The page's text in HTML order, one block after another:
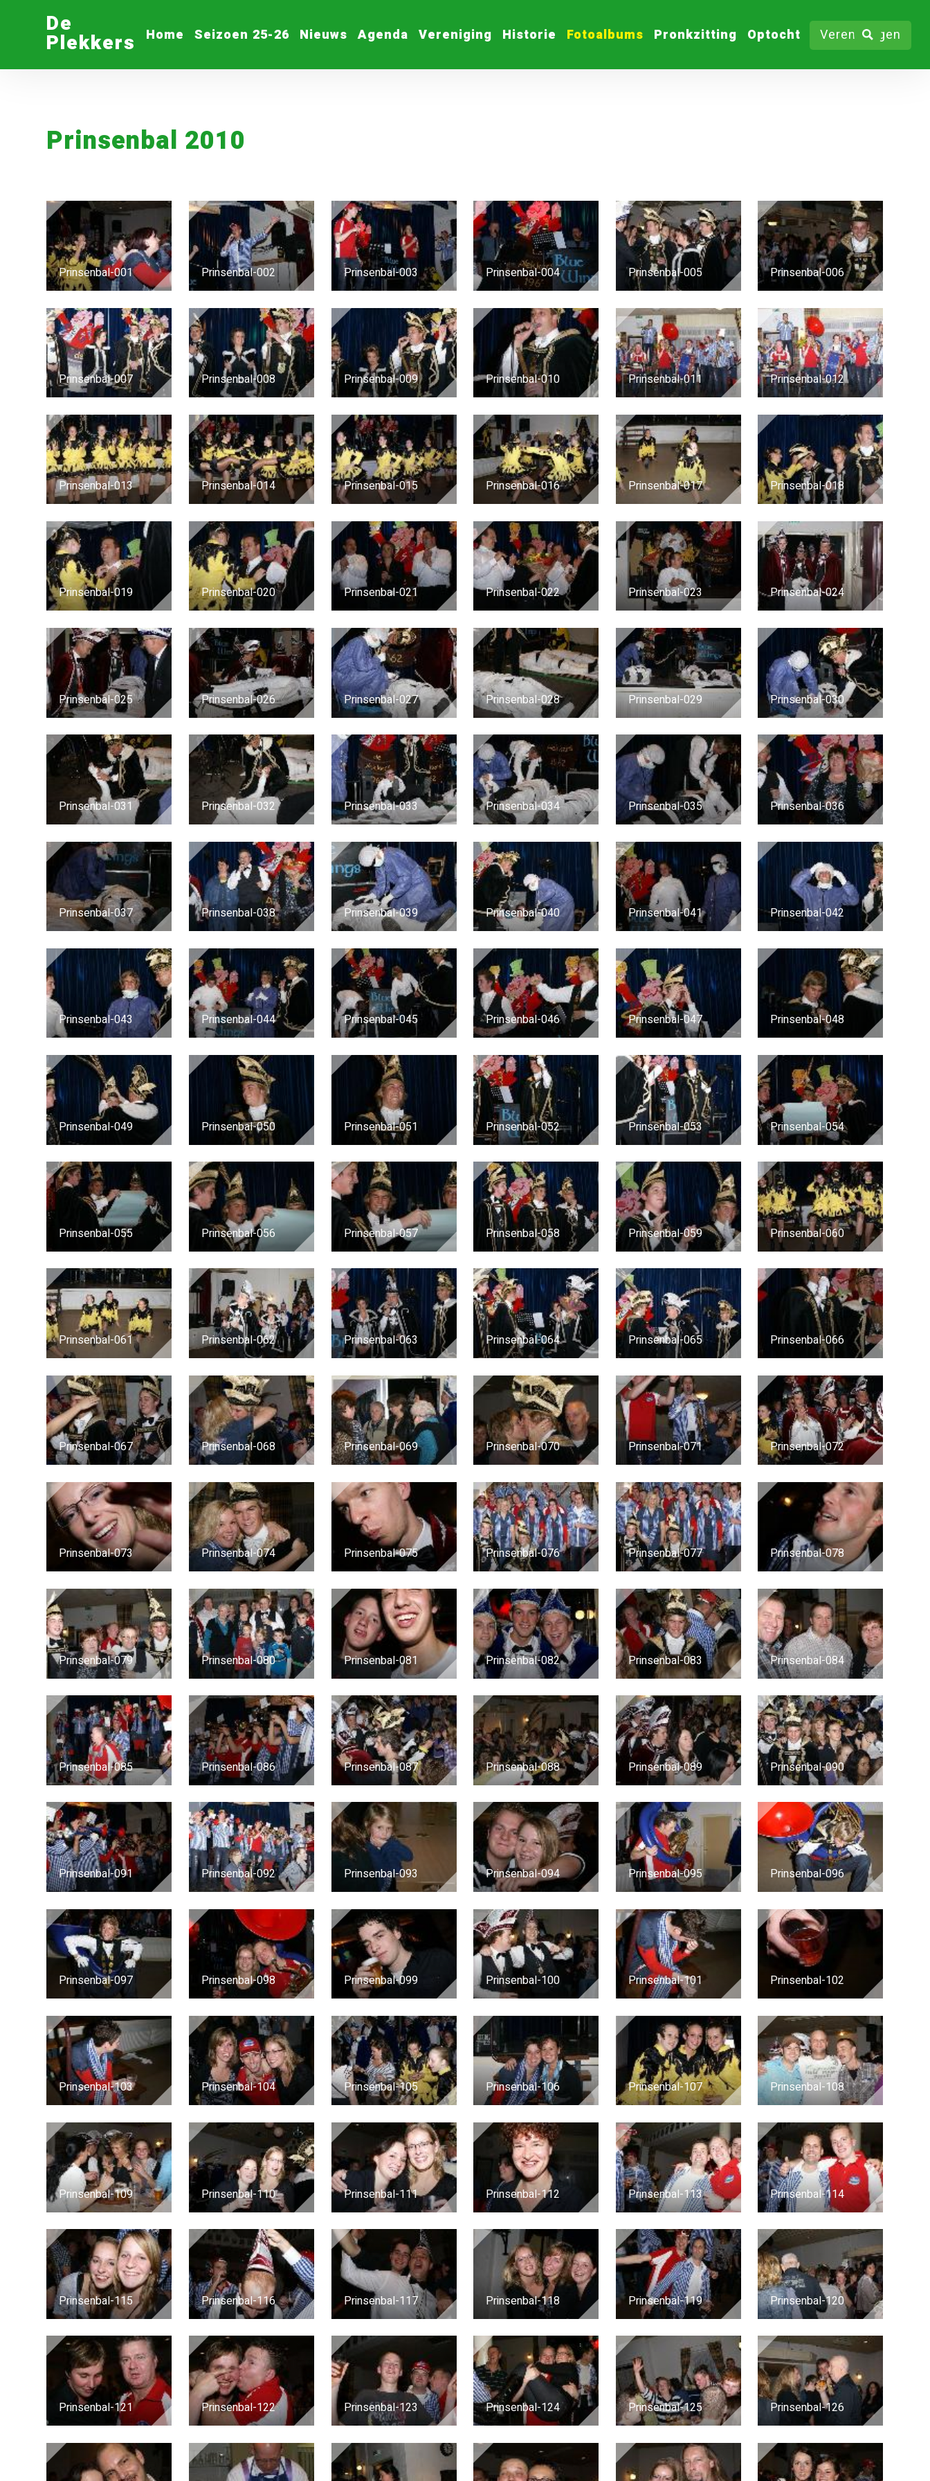
De
Plekkers Home Seizoen 25-26 Nieuws Agenda Vereniging Historie Fotoalbums Pronkzitting Optocht Verenigingen
Prinsenbal 2010
Prinsenbal-001 Prinsenbal-002 Prinsenbal-003 Prinsenbal-004 Prinsenbal-005 Prinsenbal-006
Prinsenbal-007 Prinsenbal-008 Prinsenbal-009 Prinsenbal-010 Prinsenbal-011 Prinsenbal-012
Prinsenbal-013 Prinsenbal-014 Prinsenbal-015 Prinsenbal-016 Prinsenbal-017 Prinsenbal-018
Prinsenbal-019 Prinsenbal-020 Prinsenbal-021 Prinsenbal-022 Prinsenbal-023 Prinsenbal-024
Prinsenbal-025 Prinsenbal-026 Prinsenbal-027 Prinsenbal-028 Prinsenbal-029 Prinsenbal-030
Prinsenbal-031 Prinsenbal-032 Prinsenbal-033 Prinsenbal-034 Prinsenbal-035 Prinsenbal-036
Prinsenbal-037 Prinsenbal-038 Prinsenbal-039 Prinsenbal-040 Prinsenbal-041 Prinsenbal-042
Prinsenbal-043 Prinsenbal-044 Prinsenbal-045 Prinsenbal-046 Prinsenbal-047 Prinsenbal-048
Prinsenbal-049 Prinsenbal-050 Prinsenbal-051 Prinsenbal-052 Prinsenbal-053 Prinsenbal-054
Prinsenbal-055 Prinsenbal-056 Prinsenbal-057 Prinsenbal-058 Prinsenbal-059 Prinsenbal-060
Prinsenbal-061 Prinsenbal-062 Prinsenbal-063 Prinsenbal-064 Prinsenbal-065 Prinsenbal-066
Prinsenbal-067 Prinsenbal-068 Prinsenbal-069 Prinsenbal-070 Prinsenbal-071 Prinsenbal-072
Prinsenbal-073 Prinsenbal-074 Prinsenbal-075 Prinsenbal-076 Prinsenbal-077 Prinsenbal-078
Prinsenbal-079 Prinsenbal-080 Prinsenbal-081 Prinsenbal-082 Prinsenbal-083 Prinsenbal-084
Prinsenbal-085 Prinsenbal-086 Prinsenbal-087 Prinsenbal-088 Prinsenbal-089 Prinsenbal-090
Prinsenbal-091 Prinsenbal-092 Prinsenbal-093 Prinsenbal-094 Prinsenbal-095 Prinsenbal-096
Prinsenbal-097 Prinsenbal-098 Prinsenbal-099 Prinsenbal-100 Prinsenbal-101 Prinsenbal-102
Prinsenbal-103 Prinsenbal-104 Prinsenbal-105 Prinsenbal-106 Prinsenbal-107 Prinsenbal-108
Prinsenbal-109 Prinsenbal-110 Prinsenbal-111 Prinsenbal-112 Prinsenbal-113 Prinsenbal-114
Prinsenbal-115 Prinsenbal-116 Prinsenbal-117 Prinsenbal-118 Prinsenbal-119 Prinsenbal-120
Prinsenbal-121 Prinsenbal-122 Prinsenbal-123 Prinsenbal-124 Prinsenbal-125 Prinsenbal-126